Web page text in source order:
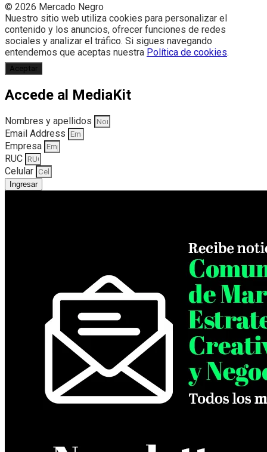
© 2026 Mercado Negro
Nuestro sitio web utiliza cookies para personalizar el
contenido y los anuncios, ofrecer funciones de redes
sociales y analizar el tráfico. Si sigues navegando
entendemos que aceptas nuestra Política de cookies.
Aceptar
Accede al MediaKit
Nombres y apellidos
Email Address
Empresa
RUC
Celular
Ingresar